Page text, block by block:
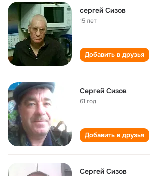
сергей Сизов
15 лет
Добавить в друзья
Сергей Сизов
61 год
Добавить в друзья
Сергей Сизов